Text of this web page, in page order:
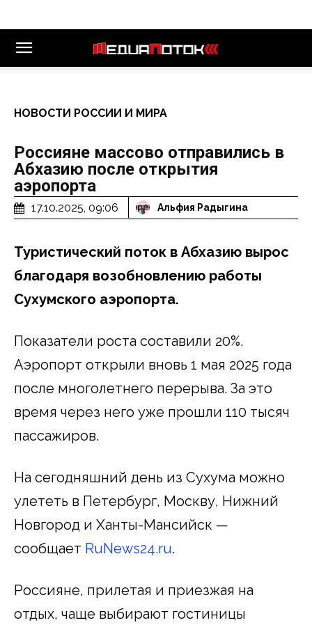
НОВОСТИ РОССИИ И МИРА
Россияне массово отправились в
Абхазию после открытия
аэропорта
17.10.2025, 09:06 Альфия Радыгина
Туристический поток в Абхазию вырос
благодаря возобновлению работы
Сухумского аэропорта.
Показатели роста составили 20%.
Аэропорт открыли вновь 1 мая 2025 года
после многолетнего перерыва. За это
время через него уже прошли 110 тысяч
пассажиров.
На сегодняшний день из Сухума можно
улететь в Петербург, Москву, Нижний
Новгород и Ханты-Мансийск —
сообщает RuNews24.ru.
Россияне, прилетая и приезжая на
отдых, чаще выбирают гостиницы